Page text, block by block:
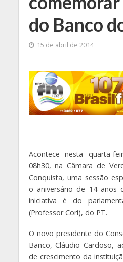
do Banco
15 de abril de 2014
Acontece nesta quarta-
08h30, na Câmara de
Conquista, uma sessão
o aniversário de 14 anos
iniciativa é do
(Professor Cori), do PT.
O novo presidente do
Banco, Cláudio Cardoso,
de crescimento da